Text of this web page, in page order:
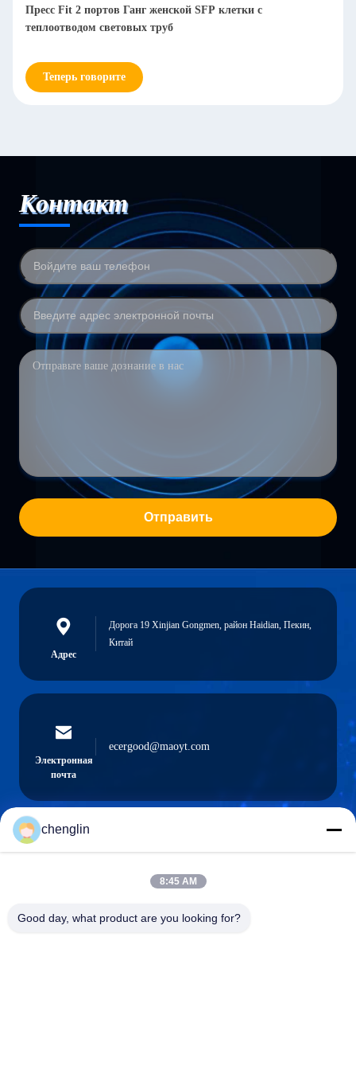
Пресс Fit 2 портов Ганг женской SFP клетки с
теплоотводом световых труб
Теперь говорите
Контакт
Отправить
Адрес
Дорога 19 Xinjian Gongmen, район Haidian, Пекин,
Китай
Электронная
почта
ecergood@maoyt.com
chenglin
8:45 AM
Good day, what product are you looking for?